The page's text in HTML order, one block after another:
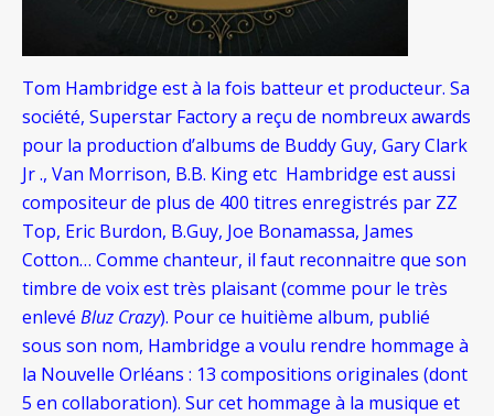
Tom Hambridge est à la fois batteur et producteur. Sa
société, Superstar Factory a reçu de nombreux awards
pour la production d’albums de Buddy Guy, Gary Clark
Jr ., Van Morrison, B.B. King etc Hambridge est aussi
compositeur de plus de 400 titres enregistrés par ZZ
Top, Eric Burdon, B.Guy, Joe Bonamassa, James
Cotton… Comme chanteur, il faut reconnaitre que son
timbre de voix est très plaisant (comme pour le très
enlevé Bluz Crazy). Pour ce huitième album, publié
sous son nom, Hambridge a voulu rendre hommage à
la Nouvelle Orléans : 13 compositions originales (dont
5 en collaboration). Sur cet hommage à la musique et